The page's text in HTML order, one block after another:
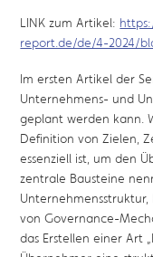
LINK zum Artikel:
report.de/de/4-2024/
Im ersten Artikel der
Unternehmens- und
geplant werden kann.
Definition von Zielen,
essenziell ist, um den
zentrale Bausteine
Unternehmensstruktur,
von Governance-
das Erstellen einer Art